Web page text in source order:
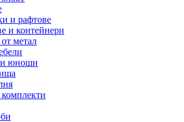
и рафтове
и контейнери
метал
и юноши